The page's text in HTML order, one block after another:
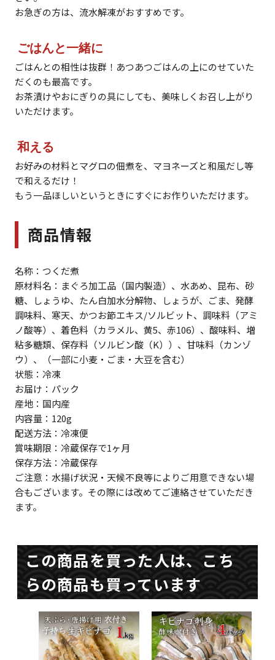
お急ぎの方は、流水解凍がおすすめです。
ごはんと一緒に
ごはんとの相性は抜群！あつあつごはんの上にのせていた
だくのも最高です。
お茶漬けやおにぎりの具にしても、美味しくお召し上がり
いただけます。
和える
お好みの材料とマグロの佃煮を、マヨネーズと和風だし等
で和えるだけ！
もう一品ほしいというときにすぐにお作りいただけます。
商品情報
名称：つくだ煮
原材料名：まぐろ加工品（国内製造）、水あめ、昆布、砂
糖、しょうゆ、たん白加水分解物、しょうが、ごま、発酵
調味料、寒天、かつお節エキス/ソルビット、調味料（アミ
ノ酸等）、着色料（カラメル、黄5、赤106）、酸味料、増
粘多糖類、保存料（ソルビン酸（K））、甘味料（カンゾ
ウ）、（一部に小麦・ごま・大豆を含む）
状態：冷凍
お届け：パック
産地：国内産
内容量：120g
配送方法：冷凍便
賞味期限：冷蔵保存で1ヶ月
保存方法：冷蔵保存
ご注意：水揚げ状況・天候不良等によりご用意できない場
合もございます。その際には改めてご連絡させていただき
ます。
この商品を買った人は、こち
らの商品も買っています